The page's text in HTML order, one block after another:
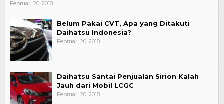
Februari 20, 2018
Belum Pakai CVT, Apa yang Ditakuti
Daihatsu Indonesia?
Februari 20, 2018
Daihatsu Santai Penjualan Sirion Kalah
Jauh dari Mobil LCGC
Februari 20, 2018